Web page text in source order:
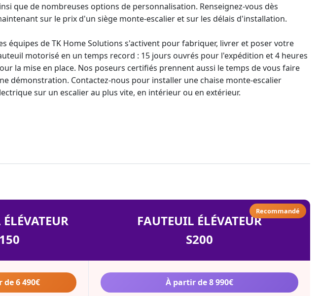
que de nombreuses options de personnalisation. Renseignez-vous dès
sur le prix d'un siège monte-escalier et sur les délais d'installation.
équipes de TK Home Solutions s'activent pour fabriquer, livrer et poser votre
motorisé en un temps record : 15 jours ouvrés pour l'expédition et 4 heures
la mise en place. Nos poseurs certifiés prennent aussi le temps de vous faire
démonstration. Contactez-nous pour installer une chaise monte-escalier
sur un escalier au plus vite, en intérieur ou en extérieur.
FAUTEUIL ÉLÉVATEUR
S200
Recommandé
6 490€ À partir de 8 990€